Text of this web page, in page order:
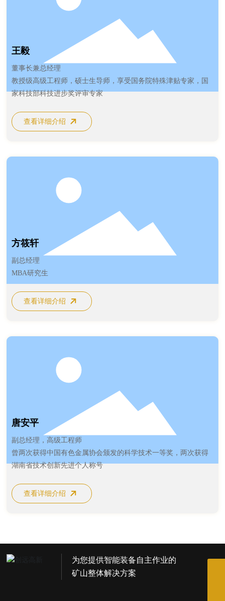
王毅
董事长兼总经理
教授级高级工程师，硕士生导师，享受国务院特殊津贴专家，国
家科技部科技进步奖评审专家
查看详细介绍
方筱轩
副总经理
MBA研究生
查看详细介绍
唐安平
副总经理，高级工程师
曾两次获得中国有色金属协会颁发的科学技术一等奖，两次获得
湖南省技术创新先进个人称号
查看详细介绍
073189607830
为您提供智能装备自主作业的
矿山整体解决方案